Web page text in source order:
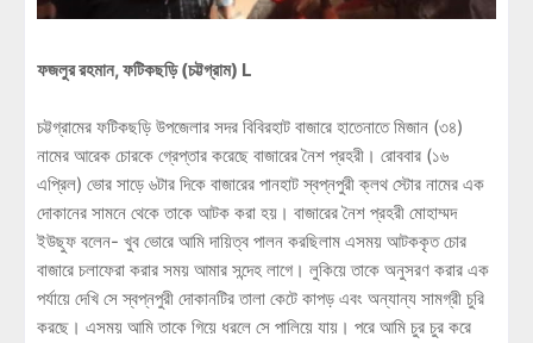
ফজলুর রহমান, ফটিকছড়ি (চট্টগ্রাম) L
চট্টগ্রামের ফটিকছড়ি উপজেলার সদর বিবিরহাট বাজারে হাতেনাতে মিজান (৩৪)
নামের আরেক চোরকে গ্রেপ্তার করেছে বাজারের নৈশ প্রহরী। রোববার (১৬
এপ্রিল) ভোর সাড়ে ৬টার দিকে বাজারের পানহাট স্বপ্নপুরী ক্লথ স্টোর নামের এক
দোকানের সামনে থেকে তাকে আটক করা হয়। বাজারের নৈশ প্রহরী মোহাম্মদ
ইউছুফ বলেন- খুব ভোরে আমি দায়িত্ব পালন করছিলাম এসময় আটককৃত চোর
বাজারে চলাফেরা করার সময় আমার সন্দেহ লাগে। লুকিয়ে তাকে অনুসরণ করার এক
পর্যায়ে দেখি সে স্বপ্নপুরী দোকানটির তালা কেটে কাপড় এবং অন্যান্য সামগ্রী চুরি
করছে। এসময় আমি তাকে গিয়ে ধরলে সে পালিয়ে যায়। পরে আমি চুর চুর করে